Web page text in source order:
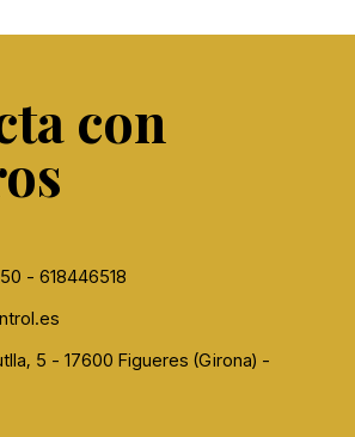
con
- 618446518
5 - 17600 Figueres (Girona) -